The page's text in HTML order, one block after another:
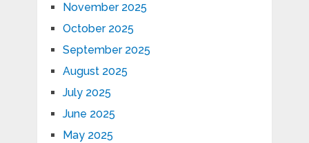
November 2025
October 2025
September 2025
August 2025
July 2025
June 2025
May 2025